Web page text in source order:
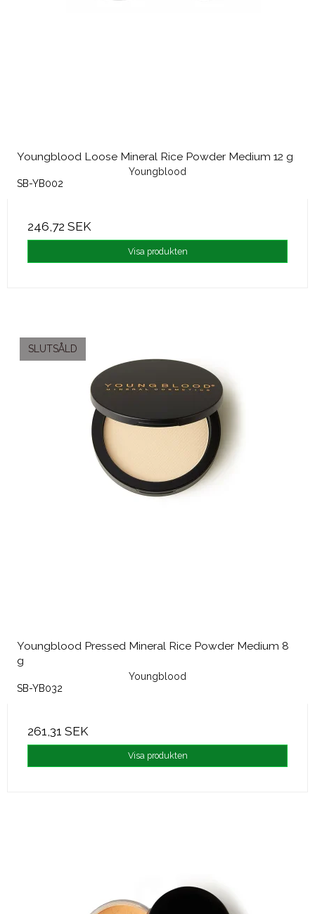
Youngblood Loose Mineral Rice Powder Medium 12 g
Youngblood
SB-YB002
246,72 SEK
Visa produkten
SLUTSÅLD
Youngblood Pressed Mineral Rice Powder Medium 8
g
Youngblood
SB-YB032
261,31 SEK
Visa produkten